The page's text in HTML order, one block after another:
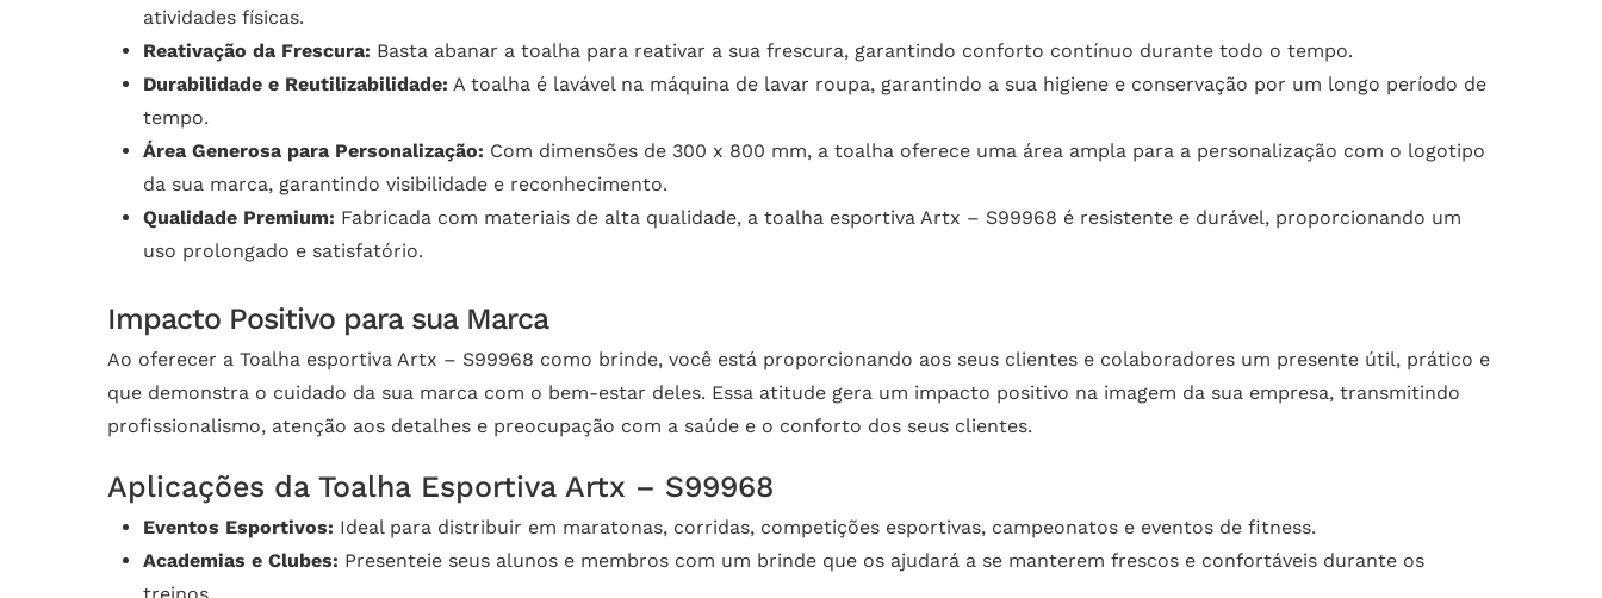
atividades físicas.
Reativação da Frescura: Basta abanar a toalha para reativar a sua frescura, garantindo conforto contínuo durante todo o tempo.
Durabilidade e Reutilizabilidade: A toalha é lavável na máquina de lavar roupa, garantindo a sua higiene e conservação por um longo período de
tempo.
Área Generosa para Personalização: Com dimensões de 300 x 800 mm, a toalha oferece uma área ampla para a personalização com o logotipo
da sua marca, garantindo visibilidade e reconhecimento.
Qualidade Premium: Fabricada com materiais de alta qualidade, a toalha esportiva Artx – S99968 é resistente e durável, proporcionando um
uso prolongado e satisfatório.
Impacto Positivo para sua Marca
Ao oferecer a Toalha esportiva Artx – S99968 como brinde, você está proporcionando aos seus clientes e colaboradores um presente útil, prático e
que demonstra o cuidado da sua marca com o bem-estar deles. Essa atitude gera um impacto positivo na imagem da sua empresa, transmitindo
profissionalismo, atenção aos detalhes e preocupação com a saúde e o conforto dos seus clientes.
Aplicações da Toalha Esportiva Artx – S99968
Eventos Esportivos: Ideal para distribuir em maratonas, corridas, competições esportivas, campeonatos e eventos de fitness.
Academias e Clubes: Presenteie seus alunos e membros com um brinde que os ajudará a se manterem frescos e confortáveis durante os